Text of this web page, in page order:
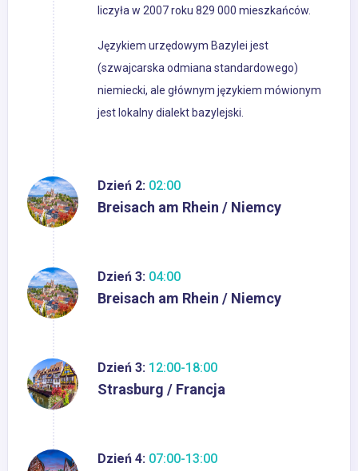
liczyła w 2007 roku 829 000 mieszkańców.
Językiem urzędowym Bazylei jest
(szwajcarska odmiana standardowego)
niemiecki, ale głównym językiem mówionym
jest lokalny dialekt bazylejski.
Dzień 2: 02:00
Breisach am Rhein / Niemcy
Dzień 3: 04:00
Breisach am Rhein / Niemcy
Dzień 3: 12:00-18:00
Strasburg / Francja
Dzień 4: 07:00-13:00